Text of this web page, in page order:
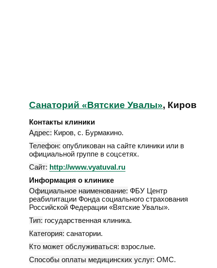
Санаторий «Вятские Увалы», Киров
Контакты клиники
Адрес: Киров, с. Бурмакино.
Телефон: опубликован на сайте клиники или в
официальной группе в соцсетях.
Сайт: http://www.vyatuval.ru
Информация о клинике
Официальное наименование: ФБУ Центр
реабилитации Фонда социального страхования
Российской Федерации «Вятские Увалы».
Тип: государственная клиника.
Категория: санатории.
Кто может обслуживаться: взрослые.
Способы оплаты медицинских услуг: ОМС.